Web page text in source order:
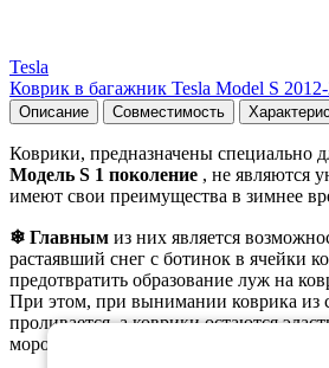
Tesla
Коврик в багажник Tesla Model S
Описание Совместимость
Коврики, предназначены специально
Модель S 1 поколение , не являются
имеют свои преимущества в зимнее
❄ Главным из них является
растаявший снег с ботинок в ячейки
предотвратить образование луж на
При этом, при вынимании коврика из
проливается, а коврики остаются
морозе.